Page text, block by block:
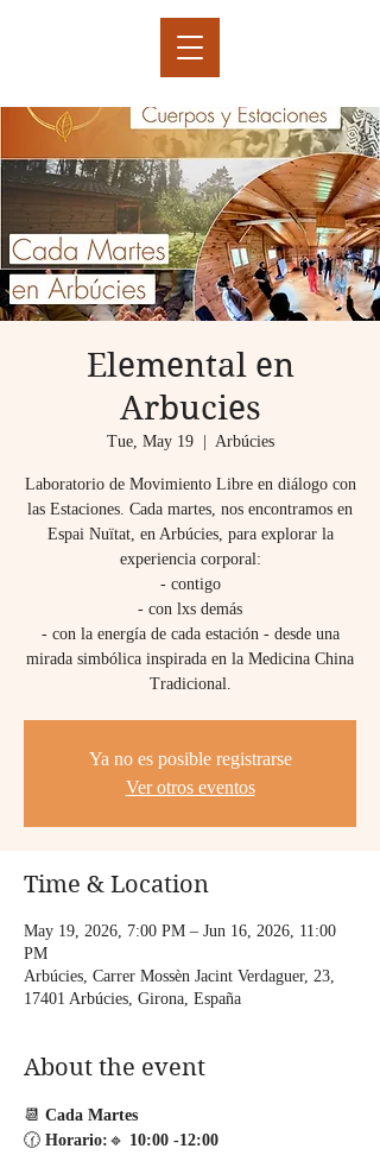
Elemental en
Arbucies
Tue, May 19
  |
Arbúcies
Laboratorio de Movimiento Libre en diálogo con
las Estaciones. Cada martes, nos encontramos en
Espai Nuïtat, en Arbúcies, para explorar la
experiencia corporal:
- contigo
- con lxs demás
- con la energía de cada estación - desde una
mirada simbólica inspirada en la Medicina China
Tradicional.
Ya no es posible registrarse
Ver otros eventos
Time & Location
May 19, 2026, 7:00 PM – Jun 16, 2026, 11:00
PM
Arbúcies, Carrer Mossèn Jacint Verdaguer, 23,
17401 Arbúcies, Girona, España
About the event
📆 Cada Martes
🕜 Horario: 🔹 10:00 -12:00